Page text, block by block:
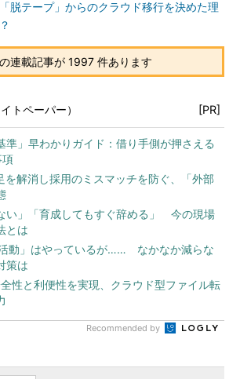
脱テープ」からのクラウド移行を決めた理
連載記事が 1997 件あります
トペーパー） [PR]
準」早わかりガイド：借り手側が押さえる
項
を解消し採用のミスマッチを防ぐ、「外部
い」「育成してもすぐ辞める」 今の現場
とは
動」はやっているが…… なかなか減らな
策は
性と利便性を実現、クラウド型ファイル転
Recommended by